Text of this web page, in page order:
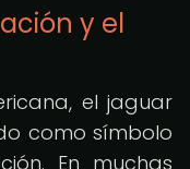
y el
el jaguar
como símbolo
En muchas